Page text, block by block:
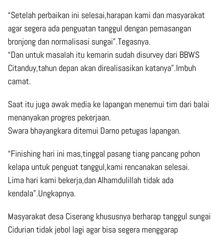
“Setelah perbaikan ini selesai,harapan kami dan masyarakat
agar segera ada penguatan tanggul dengan pemasangan
bronjong dan normalisasi sungai”.Tegasnya.
“Dan untuk masalah itu kemarin sudah disurvey dari BBWS
Citanduy,tahun depan akan direalisasikan katanya”.Imbuh
camat.
Saat itu juga awak media ke lapangan menemui tim dari balai
menanyakan progres pekerjaan.
Swara bhayangkara ditemui Darno petugas lapangan.
“Finishing hari ini mas,tinggal pasang tiang pancang pohon
kelapa untuk penguat tanggul,kami rencanakan selesai.
Lima hari kami bekerja,dan Alhamdulillah tidak ada
kendala”.Ungkapnya.
Masyarakat desa Ciserang khususnya berharap tanggul sungai
Cidurian tidak jebol lagi agar bisa segera menggarap